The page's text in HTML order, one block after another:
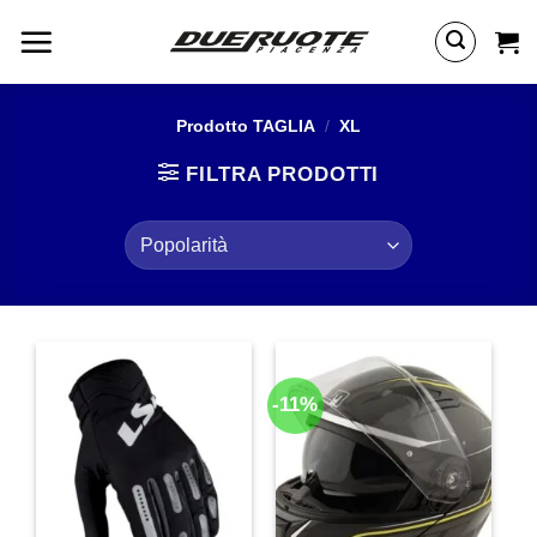
contenuti
Prodotto TAGLIA / XL
FILTRA PRODOTTI
-11%